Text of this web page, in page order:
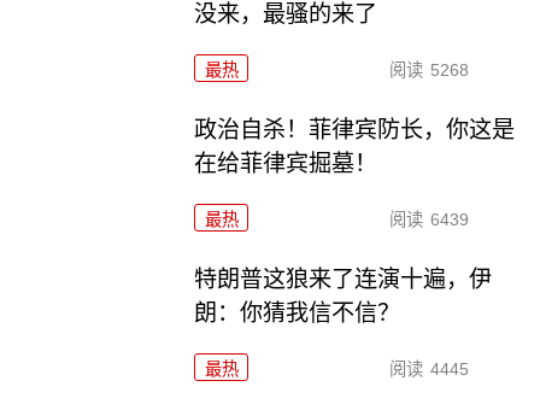
没来，最骚的来了
最热 阅读 5268
政治自杀！菲律宾防长，你这是
在给菲律宾掘墓！
最热 阅读 6439
特朗普这狼来了连演十遍，伊
朗：你猜我信不信？
最热 阅读 4445